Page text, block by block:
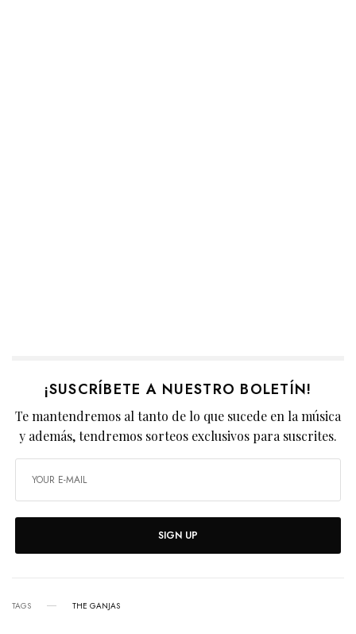
¡SUSCRÍBETE A NUESTRO BOLETÍN!
Te mantendremos al tanto de lo que sucede en la música
y además, tendremos sorteos exclusivos para suscrites.
SIGN UP
TAGS THE GANJAS